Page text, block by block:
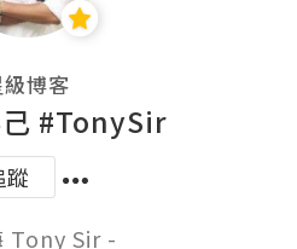
級博客
#TonySir
蹤
Tony Sir -